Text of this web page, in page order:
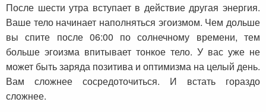
После шести утра вступает в действие другая энергия.
Ваше тело начинает наполняться эгоизмом. Чем дольше
вы спите после 06:00 по солнечному времени, тем
больше эгоизма впитывает тонкое тело. У вас уже не
может быть заряда позитива и оптимизма на целый день.
Вам сложнее сосредоточиться. И встать гораздо
сложнее.